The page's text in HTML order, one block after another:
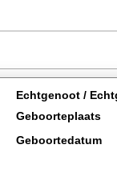
Echtgenoot /
Geboorteplaats
Geboortedatum